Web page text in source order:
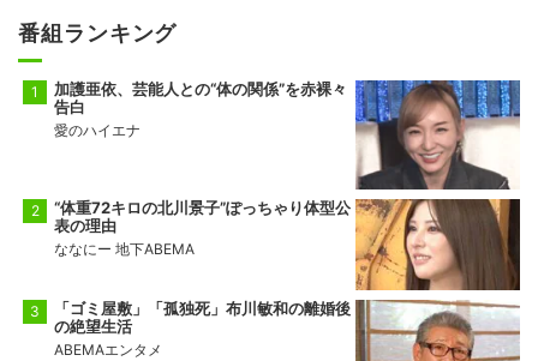
番組ランキング
加護亜依、芸能人との“体の関係”を赤裸々
告白
愛のハイエナ
“体重72キロの北川景子”ぽっちゃり体型公
表の理由
ななにー 地下ABEMA
「ゴミ屋敷」「孤独死」布川敏和の離婚後
の絶望生活
ABEMAエンタメ